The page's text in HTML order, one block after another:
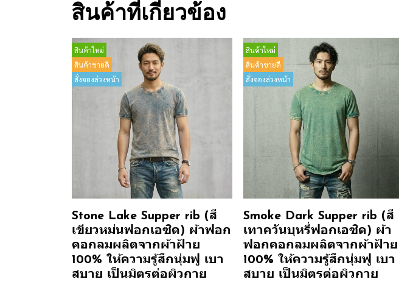
สินค้าที่เกี่ยวข้อง
สินค้าใหม่
สินค้าขายดี
สั่งจองล่วงหน้า
Stone Lake Supper rib (สี
เขียวหม่นฟอกเอซิด) ผ้าฟอก
คอกลมผลิตจากผ้าฝ้าย
100% ให้ความรู้สึกนุ่มฟู เบา
สบาย เป็นมิตรต่อผิวกาย
สินค้าใหม่
สินค้าขายดี
สั่งจองล่วงหน้า
Smoke Dark Supper rib (สี
เทาควันบุหรี่ฟอกเอซิด) ผ้า
ฟอกคอกลมผลิตจากผ้าฝ้าย
100% ให้ความรู้สึกนุ่มฟู เบา
สบาย เป็นมิตรต่อผิวกาย